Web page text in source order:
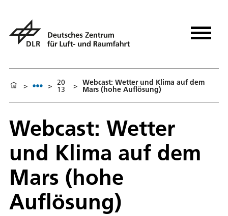
> > 20
13 > Webcast: Wetter und Klima auf dem
Mars (hohe Auflösung)
Webcast: Wetter
und Klima auf dem
Mars (hohe
Auflösung)